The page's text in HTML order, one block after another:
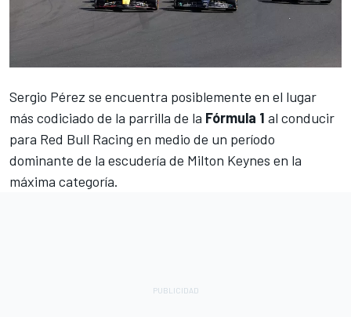
Sergio Pérez se encuentra posiblemente en el lugar
más codiciado de la parrilla de la Fórmula 1 al conducir
para Red Bull Racing en medio de un período
dominante de la escudería de Milton Keynes en la
máxima categoría.